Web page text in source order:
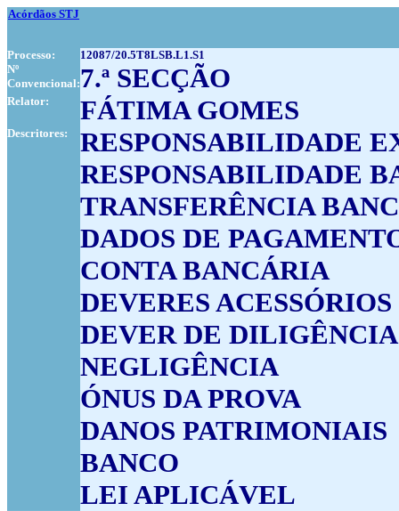
Acórdãos STJ
Processo:
12087/20.5T8LSB.L1.S1
Nº
Convencional:7.ª SECÇÃO
Relator: FÁTIMA GOMES
Descritores:
RESPONSABILIDADE
RESPONSABILIDADE
TRANSFERÊNCIA
DADOS DE
CONTA BANCÁRIA
DEVERES ACESSÓRIOS
DEVER DE DILIGÊNCIA
NEGLIGÊNCIA
ÓNUS DA PROVA
DANOS PATRIMONIAIS
BANCO
LEI APLICÁVEL